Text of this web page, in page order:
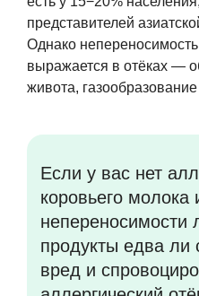
представителей
Однако
выражается в отёках —
живота,
Если у вас нет
коровьего молока
непереносимости
продукты едва ли
вред и